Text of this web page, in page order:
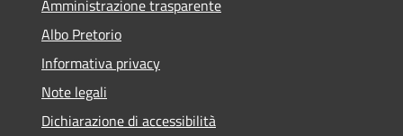
Amministrazione trasparente
Albo Pretorio
Informativa privacy
Note legali
Dichiarazione di accessibilità